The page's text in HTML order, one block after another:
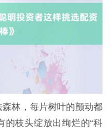
林，每片树叶的颤动都
的枝头绽放出绚烂的“科